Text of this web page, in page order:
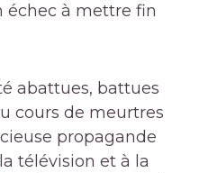
échec à mettre fin
abattues, battues
cours de meurtres
propagande
télévision et à la